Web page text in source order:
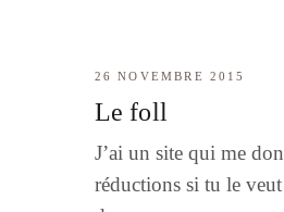
26 NOVEMBRE 2015
Le foll
J’ai un site qui me
réductions si tu le